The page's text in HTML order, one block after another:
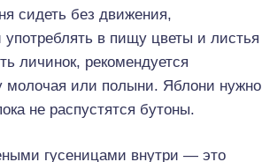
сидеть без движения,
в пищу цветы и листья
личинок, рекомендуется
молочая или полыни. Яблони нужно
не распустятся бутоны.
гусеницами внутри — это